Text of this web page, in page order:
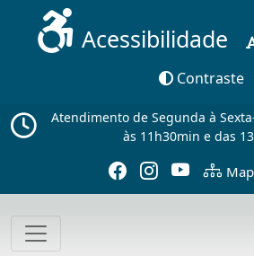
Acessibilidade
Contraste
Atendimento de Segunda à
às 11h30min e das